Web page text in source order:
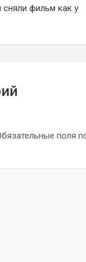
сняли фильм как у
поля